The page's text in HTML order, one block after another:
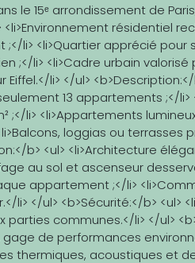
le 15ᵉ arrondissement de
résidentiel
li> <li>Quartier apprécié pour
;</li> <li>Cadre urbain valorisé
li> </ul> <b>Description:</
13 appartements ;</li>
;</li> <li>Appartements
loggias ou terrasses
b> <ul> <li>Architecture
au sol et ascenseur
appartement ;</li>
</ul> <b>Sécurité:</b> <ul>
communes.</li> </ul>
gage de performances
thermiques, acoustiques et